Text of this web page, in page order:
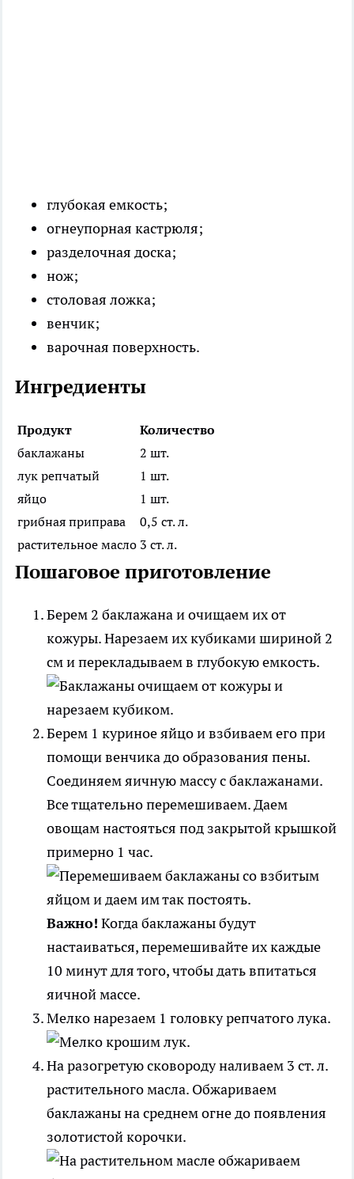
глубокая емкость;
огнеупорная кастрюля;
разделочная доска;
нож;
столовая ложка;
венчик;
варочная поверхность.
Ингредиенты
Продукт
Количество
баклажаны
2 шт.
лук репчатый
1 шт.
яйцо
1 шт.
грибная приправа
0,5 ст. л.
растительное масло 3 ст. л.
Пошаговое приготовление
Берем 2 баклажана и очищаем их от
кожуры. Нарезаем их кубиками шириной 2
см и перекладываем в глубокую емкость.
Берем 1 куриное яйцо и взбиваем его при
помощи венчика до образования пены.
Соединяем яичную массу с баклажанами.
Все тщательно перемешиваем. Даем
овощам настояться под закрытой крышкой
примерно 1 час.
Важно! Когда баклажаны будут
настаиваться, перемешивайте их каждые
10 минут для того, чтобы дать впитаться
яичной массе.
Мелко нарезаем 1 головку репчатого лука.
На разогретую сковороду наливаем 3 ст. л.
растительного масла. Обжариваем
баклажаны на среднем огне до появления
золотистой корочки.